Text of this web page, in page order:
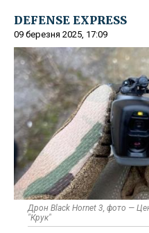
DEFENSE EXPRESS
09 березня 2025, 17:09
Дрон Black Hornet 3, фото —
"Крук"